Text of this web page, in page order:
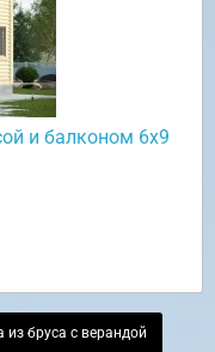
и балконом 6х9
из бруса с верандой